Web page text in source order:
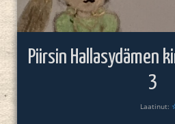
Piirsin Hallasydämen
3
Laatinut: